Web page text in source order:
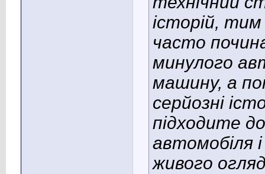
історій,
часто
минулого
машину, а
серйозні
підходите
автомобіля
живого